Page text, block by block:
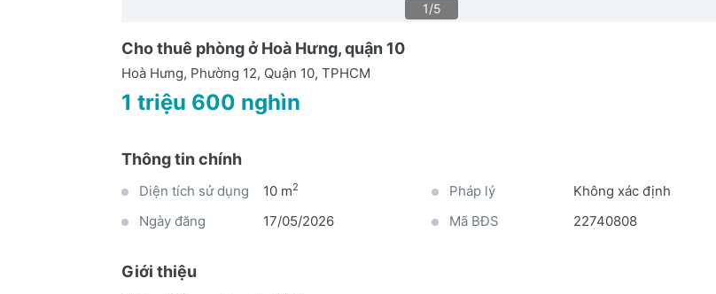
1/5
Cho thuê phòng ở Hoà Hưng, quận 10
Hoà Hưng, Phường 12, Quận 10, TPHCM
1 triệu 600 nghìn
Thông tin chính
Diện tích sử dụng 10 m2 Pháp lý
Không xác định
Ngày đăng
17/05/2026 Mã BĐS 22740808
Giới thiệu